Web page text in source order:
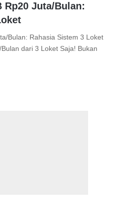
Rp20 Juta/Bulan:
Bulan: Rahasia Sistem 3 Loket
dari 3 Loket Saja! Bukan